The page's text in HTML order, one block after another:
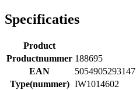
Specificaties
Product
Productnummer 188695
EAN
5054905293147
Type(nummer) IW1014602